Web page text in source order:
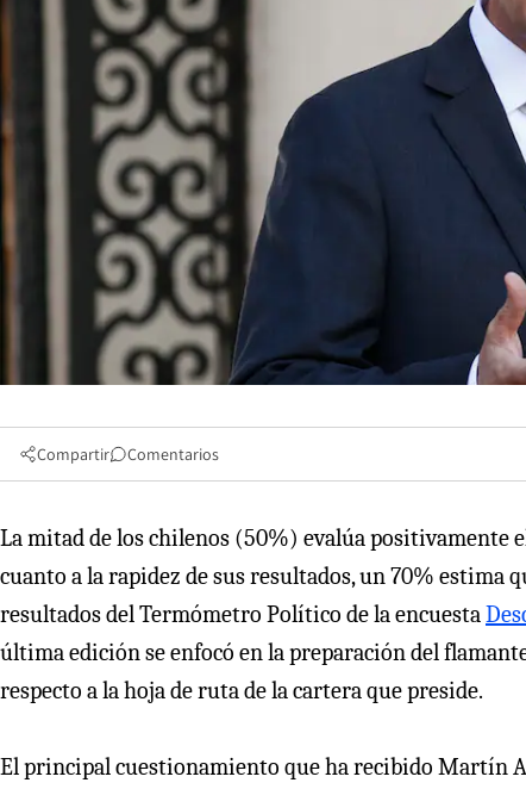
Compartir Comentarios
La mitad de los chilenos (50%) evalúa
cuanto a la rapidez de sus resultados, un 70% estima
resultados del Termómetro Político de la encuesta
última edición se enfocó en la preparación del
respecto a la hoja de ruta de la cartera que preside.
El principal cuestionamiento que ha recibido Martín